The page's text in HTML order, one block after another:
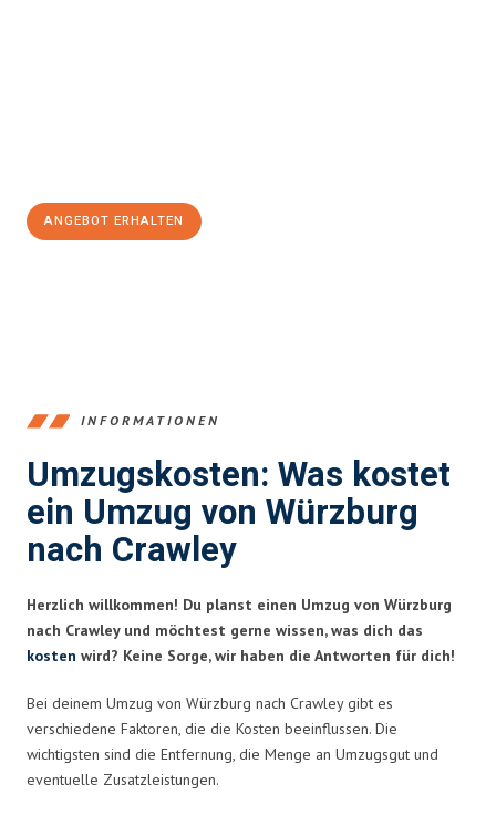
ANGEBOT ERHALTEN
INFORMATIONEN
Umzugskosten: Was kostet
ein Umzug von Würzburg
nach Crawley
Herzlich willkommen! Du planst einen Umzug von Würzburg
nach Crawley und möchtest gerne wissen, was dich das
kosten wird? Keine Sorge, wir haben die Antworten für dich!
Bei deinem Umzug von Würzburg nach Crawley gibt es
verschiedene Faktoren, die die Kosten beeinflussen. Die
wichtigsten sind die Entfernung, die Menge an Umzugsgut und
eventuelle Zusatzleistungen.